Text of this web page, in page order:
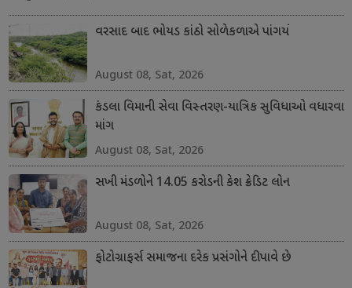
વરસાદ બાદ ભોયડ કાંઠો સોળેકળાએ પાંગર્યો
August 08, Sat, 2026
કંડલા વિમાની સેવા વિસ્તરણ-યાત્રિક સુવિધાઓ વધારવા
માંગ
August 08, Sat, 2026
સખી મંડળોને 14.05 કરોડની કેશ ક્રેડિટ લોન
August 08, Sat, 2026
ફોટોગ્રાફર્સ સમાજના દરેક પ્રસંગોને દીપાવે છે